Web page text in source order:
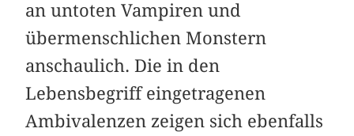
an untoten Vampiren und
übermenschlichen Monstern
anschaulich. Die in den
Lebensbegriff eingetragenen
Ambivalenzen zeigen sich ebenfalls